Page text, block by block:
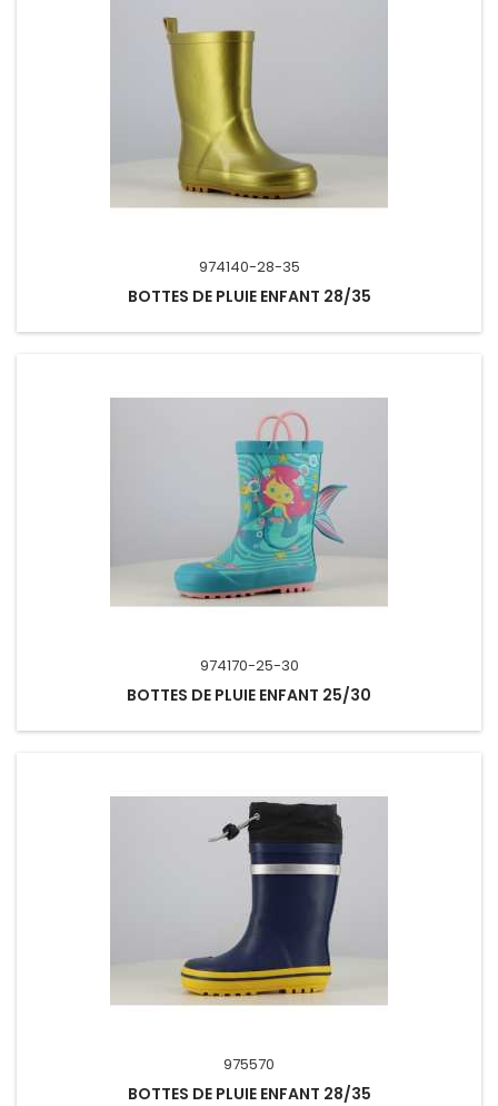
974140-28-35
BOTTES DE PLUIE ENFANT 28/35
974170-25-30
BOTTES DE PLUIE ENFANT 25/30
975570
BOTTES DE PLUIE ENFANT 28/35